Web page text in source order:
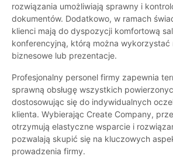
rozwiązania umożliwiają sprawny i
dokumentów. Dodatkowo, w ramach
klienci mają do dyspozycji komfortową
konferencyjną, którą można wykorzystać
biznesowe lub prezentacje.
Profesjonalny personel firmy zapewnia
sprawną obsługę wszystkich
dostosowując się do indywidualnych
klienta. Wybierając Create Company,
otrzymują elastyczne wsparcie i
pozwalają skupić się na kluczowych
prowadzenia firmy.